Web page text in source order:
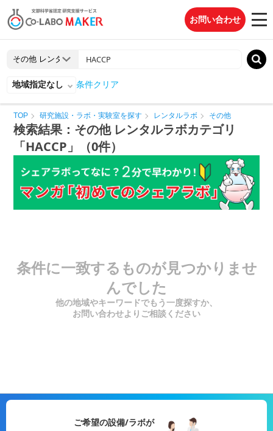
お問い合わせ
地域指定なし 条件クリア
TOP 研究施設・ラボ・実験室を探す レンタルラボ その他
検索結果：その他 レンタルラボカテゴリ
「HACCP」（0件）
条件に一致するものが見つかりませ
んでした
他の地域やキーワードでもう一度探すか、
お問い合わせよりご相談ください
ご希望の設備/ラボが